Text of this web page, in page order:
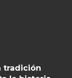
tradición